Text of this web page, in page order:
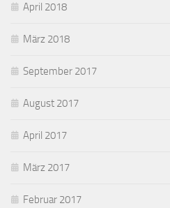
April 2018
März 2018
September 2017
August 2017
April 2017
März 2017
Februar 2017